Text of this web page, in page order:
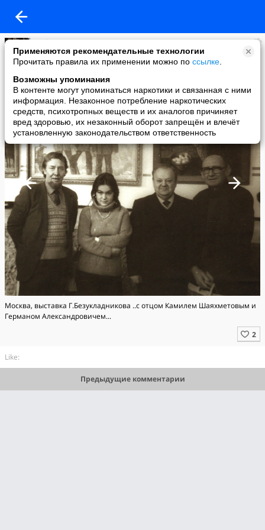
Применяются рекомендательные технологии
Прочитать правила их применении можно по ссылке
Возможны упоминания
В контенте могут упоминаться наркотики и связанная с ними
информация. Незаконное потребление наркотических
средств, психотропных веществ и их аналогов причиняет
вред здоровью, их незаконный оборот запрещён и влечёт
установленную законодательством ответственность
Gulnara
added a photo
11 Aug в 17:03
Москва, выставка Г.Безукладникова ..с отцом Камилем Шаяхметовым и
Германом Александровичем...
Like:
Предыдущие комментарии